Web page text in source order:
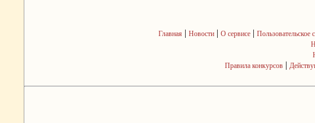
Главная | Новости| О сервисе| Пользовательское
Правила конкурсов |